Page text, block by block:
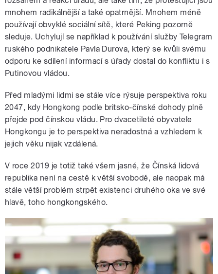
mnohem radikálnější a také opatrnější. Mnohem méně
používají obvyklé sociální sítě, které Peking pozorně
sleduje. Uchylují se například k používání služby Telegram
ruského podnikatele Pavla Durova, který se kvůli svému
odporu ke sdílení informací s úřady dostal do konfliktu i s
Putinovou vládou.
Před mladými lidmi se stále více rýsuje perspektiva roku
2047, kdy Hongkong podle britsko-čínské dohody plně
přejde pod čínskou vládu. Pro dvacetileté obyvatele
Hongkongu je to perspektiva neradostná a vzhledem k
jejich věku nijak vzdálená.
V roce 2019 je totiž také všem jasné, že Čínská lidová
republika není na cestě k větší svobodě, ale naopak má
stále větší problém strpět existenci druhého oka ve své
hlavě, toho hongkongského.